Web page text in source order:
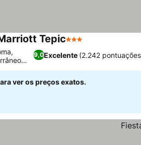
Tepic3 Estrelas
9,0Excelente (2.242
ver os preços exatos.